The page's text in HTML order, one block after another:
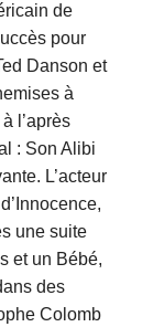
de
pour
Danson et
à
l’après
: Son Alibi
L’acteur
une suite
et un Bébé,
des
Colomb